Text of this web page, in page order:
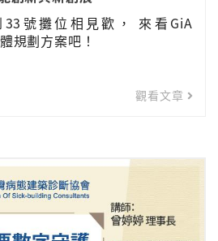
號攤位相見歡， 來看GiA
規劃方案吧！
觀看文章